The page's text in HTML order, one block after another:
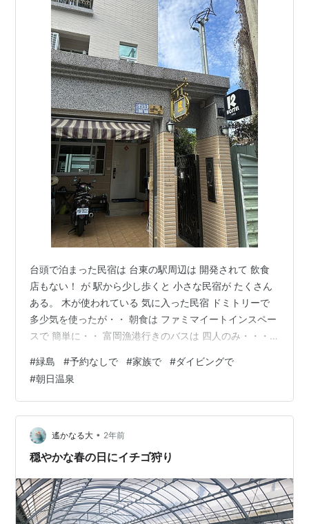
台頭で泊まった民宿は 台東の駅周辺は 開発されて 飲食
店もない！ が 駅から少し歩くと 小さな民宿が たくさん
ある。 木が使われている 気に入った民宿 ドミトリーで
多少気を使ったが・・ 朝食は ファミマイートインスペー
スで 簡単に・・ 富岡漁港行きのバスは 四人のみ・・・
だぞ！ ９時半の切符は売り切れ もちろんそれに乗る予定
はない・・ １１時半の切符を・・ パスポートの提示 買
えましたよ・・ 土曜日だからだよ・・・ 一般の船と 予
約の船 緑島に着くと 客引きの多さ！ スクーターで送る
とか・・ 宿も決まっていないし・・・ 港から歩いて５
分…
#緑島 #予約なしで #家族で #ダイビングで
#朝日温泉
遙かなる大 • 2年前
穏やかな春の日にイチゴ狩り